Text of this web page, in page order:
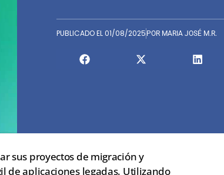
PUBLICADO EL 01/08/2025 POR MARIA JOSÉ M.R.
sus proyectos de migración y
de aplicaciones legadas. Utilizando